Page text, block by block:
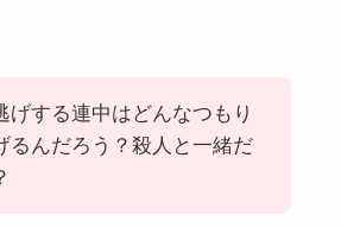
げする連中はどんなつもり
るんだろう？殺人と一緒だ